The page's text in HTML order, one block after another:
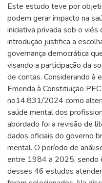
Este estudo teve por
podem gerar impacto na
iniciativa privada sob o viés
introdução justifica a
governança democrática
visando a participação da
de contas. Considerando à
Emenda à Constituição
no14.831/2024 como
saúde mental dos
abordado foi a revisão de
dados oficiais do governo
mental. O período de
entre 1984 a 2025, sendo
desses 46 estudos